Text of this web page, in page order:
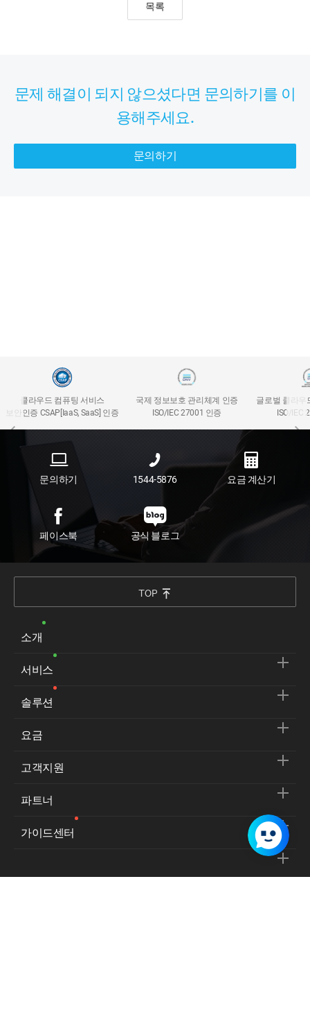
목록
문제 해결이 되지 않으셨다면 문의하기를 이
용해주세요.
문의하기
클라우드 컴퓨팅 서비스
보안인증 CSAP[IaaS, SaaS] 인증
국제 정보보호 관리체계 인증
ISO/IEC 27001 인증
글로벌 클라우
ISO/IEC
문의하기 1544-5876 요금 계산기
페이스북 공식 블로그
TOP
소개
서비스
솔루션
요금
고객지원
파트너
가이드센터